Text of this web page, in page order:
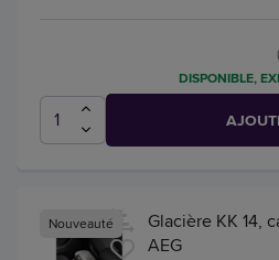
DISPONIBLE,
Nouveauté
Glacière KK 14,
AEG